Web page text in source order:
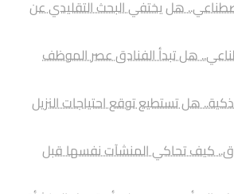
هل يختفي البحث التقليدي عن
هل تبدأ الفنادق عصر الموظف
هل تستطيع توقع احتياجات النزيل
كيف تحاكي المنشآت نفسها قبل